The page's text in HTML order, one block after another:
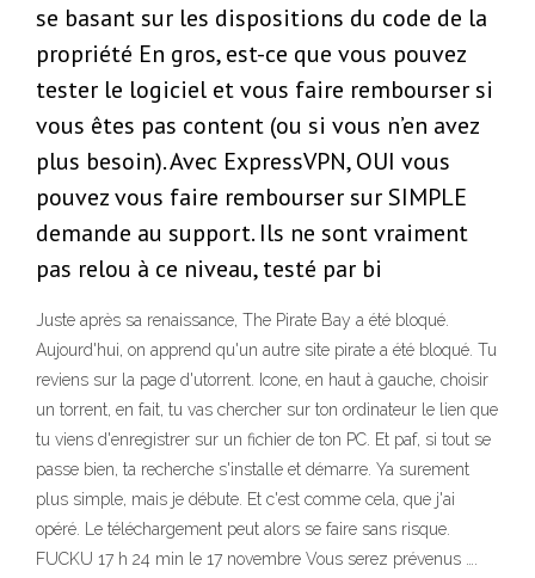
se basant sur les dispositions du code de la
propriété En gros, est-ce que vous pouvez
tester le logiciel et vous faire rembourser si
vous êtes pas content (ou si vous n’en avez
plus besoin). Avec ExpressVPN, OUI vous
pouvez vous faire rembourser sur SIMPLE
demande au support. Ils ne sont vraiment
pas relou à ce niveau, testé par bi
Juste après sa renaissance, The Pirate Bay a été bloqué.
Aujourd'hui, on apprend qu'un autre site pirate a été bloqué. Tu
reviens sur la page d'utorrent. Icone, en haut à gauche, choisir
un torrent, en fait, tu vas chercher sur ton ordinateur le lien que
tu viens d'enregistrer sur un fichier de ton PC. Et paf, si tout se
passe bien, ta recherche s'installe et démarre. Ya surement
plus simple, mais je débute. Et c'est comme cela, que j'ai
opéré. Le téléchargement peut alors se faire sans risque.
FUCKU 17 h 24 min le 17 novembre Vous serez prévenus ….